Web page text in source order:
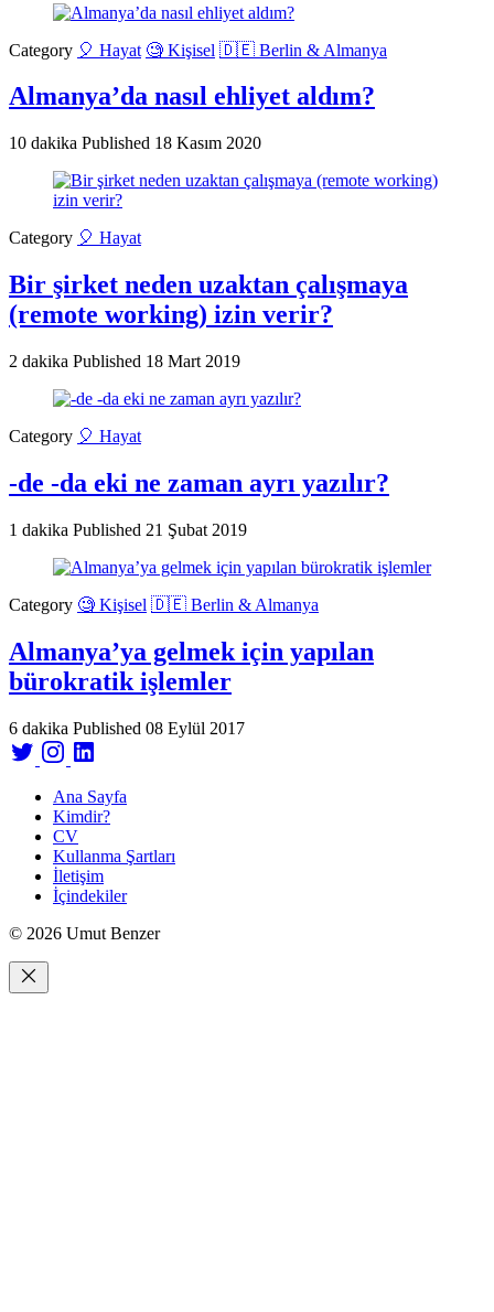
Category 🎈 Hayat 🧐 Kişisel 🇩🇪 Berlin & Almanya
Almanya’da nasıl ehliyet aldım?
10 dakika Published 18 Kasım 2020
Category 🎈 Hayat
Bir şirket neden uzaktan çalışmaya
(remote working) izin verir?
2 dakika Published 18 Mart 2019
Category 🎈 Hayat
-de -da eki ne zaman ayrı yazılır?
1 dakika Published 21 Şubat 2019
Category 🧐 Kişisel 🇩🇪 Berlin & Almanya
Almanya’ya gelmek için yapılan
bürokratik işlemler
6 dakika Published 08 Eylül 2017
Ana Sayfa
Kimdir?
CV
Kullanma Şartları
İletişim
İçindekiler
© 2026 Umut Benzer